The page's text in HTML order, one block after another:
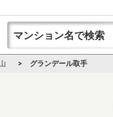
グランデール取手